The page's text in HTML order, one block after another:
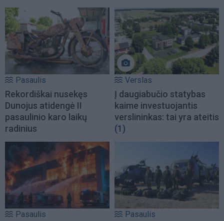
Pasaulis
Rekordiškai nusekęs
Dunojus atidengė II
pasaulinio karo laikų
radinius
Verslas
Į daugiabučio statybas
kaime investuojantis
verslininkas: tai yra ateitis
(1)
Pasaulis Pasaulis